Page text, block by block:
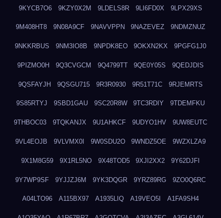
9KYCB7O6 9KZY0X2M 9LDELS8R 9LI6FD0X 9LPX29XS
9M408HT8 9N08A9CF 9NAVVPPN 9NAZEVEZ 9NDMZNUZ
9NKKRBUS 9NM3IO8B 9NPDK8EO 9OKXN2KX 9PGFG1J0
9PIZMO0H 9Q3CVGCM 9Q4799TT 9QE0Y05S 9QEDJDIS
9QSFAYJH 9QSGU715 9R3R0930 9R51T71C 9RJEMRTS
9S85RTYJ 9SBD1GAU 9SC20R8W 9TC3RDIY 9TDEMFKU
9THBOC03 9TQKANJX 9U1AHKCF 9UDYO1HV 9UW8EUTC
9VL4EOJB 9VLVMX0I 9W0SDU2O 9WNDZ5OE 9WZXLZA9
9X1M8G59 9X1RL5NO 9X48TOD5 9XJI2XX2 9Y62DJFI
9Y7WP9SF 9YJJZJ6M 9YK3DQGR 9YRZ89RG 9ZO0Q6RC
A04LTO96 A115BX97 A1935LIQ A19VEO5I A1FA9SH4